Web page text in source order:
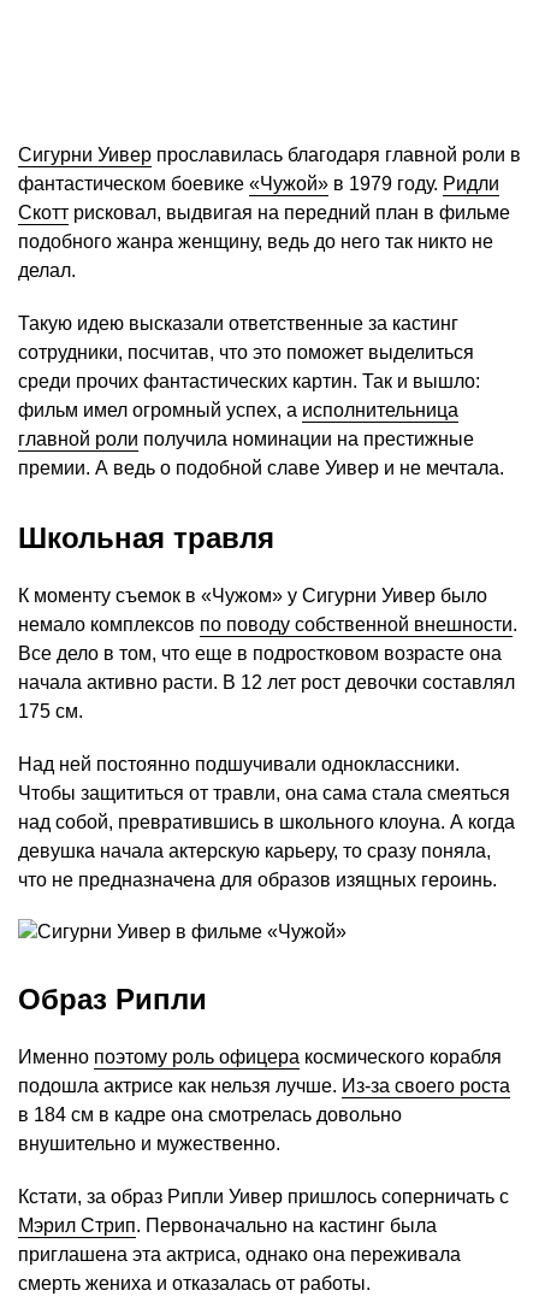
Сигурни Уивер прославилась благодаря главной роли в
фантастическом боевике «Чужой» в 1979 году. Ридли
Скотт рисковал, выдвигая на передний план в фильме
подобного жанра женщину, ведь до него так никто не
делал.
Такую идею высказали ответственные за кастинг
сотрудники, посчитав, что это поможет выделиться
среди прочих фантастических картин. Так и вышло:
фильм имел огромный успех, а исполнительница
главной роли получила номинации на престижные
премии. А ведь о подобной славе Уивер и не мечтала.
Школьная травля
К моменту съемок в «Чужом» у Сигурни Уивер было
немало комплексов по поводу собственной внешности.
Все дело в том, что еще в подростковом возрасте она
начала активно расти. В 12 лет рост девочки составлял
175 см.
Над ней постоянно подшучивали одноклассники.
Чтобы защититься от травли, она сама стала смеяться
над собой, превратившись в школьного клоуна. А когда
девушка начала актерскую карьеру, то сразу поняла,
что не предназначена для образов изящных героинь.
Образ Рипли
Именно поэтому роль офицера космического корабля
подошла актрисе как нельзя лучше. Из-за своего роста
в 184 см в кадре она смотрелась довольно
внушительно и мужественно.
Кстати, за образ Рипли Уивер пришлось соперничать с
Мэрил Стрип. Первоначально на кастинг была
приглашена эта актриса, однако она переживала
смерть жениха и отказалась от работы.